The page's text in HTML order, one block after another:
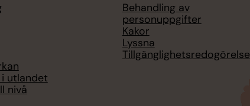
i utlandet
nivå
Behandling av
personuppgifter
Kakor
Lyssna
Tillgänglighetsredogörelse